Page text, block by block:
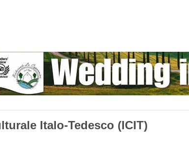
Italo-Tedesco (ICIT)